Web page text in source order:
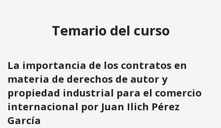
comercio internacional por Juan Ilich
Pérez GarcíaTemario del curso
La importancia de los contratos en
materia de derechos de autor y
propiedad industrial para el comercio
internacional por Juan Ilich Pérez
García